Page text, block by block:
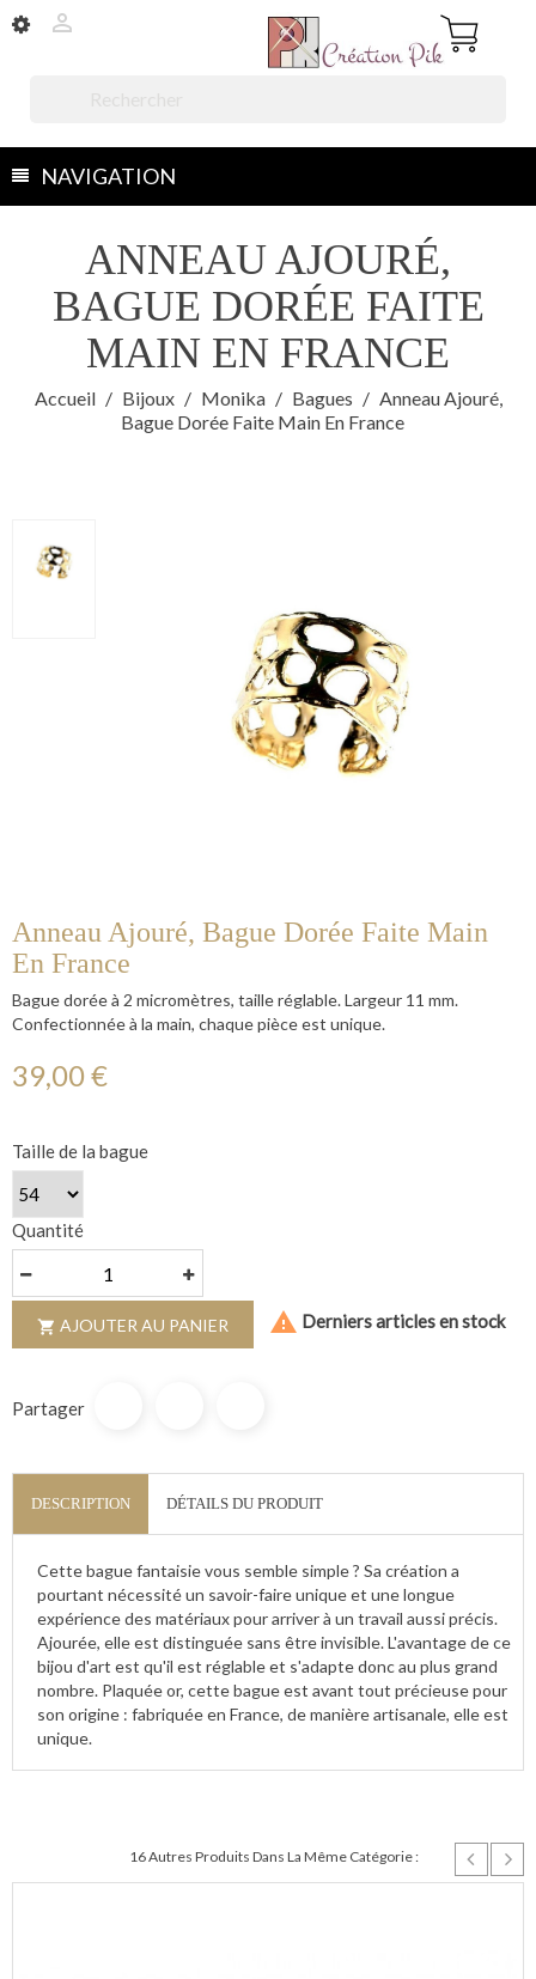


NAVIGATION
ANNEAU AJOURÉ,
BAGUE DORÉE FAITE
MAIN EN FRANCE
Accueil Bijoux Monika Bagues
Anneau Ajouré,
Bague Dorée Faite Main En France
Anneau Ajouré, Bague Dorée Faite Main
En France
Bague dorée à 2 micromètres, taille réglable. Largeur 11 mm.
Confectionnée à la main, chaque pièce est unique.
39,00 €
Taille de la bague
Quantité
 AJOUTER AU PANIER  Derniers articles en stock
Partager
DESCRIPTION DÉTAILS DU PRODUIT
Cette bague fantaisie vous semble simple ? Sa création a
pourtant nécessité un savoir-faire unique et une longue
expérience des matériaux pour arriver à un travail aussi précis.
Ajourée, elle est distinguée sans être invisible. L'avantage de ce
bijou d'art est qu'il est réglable et s'adapte donc au plus grand
nombre. Plaquée or, cette bague est avant tout précieuse pour
son origine : fabriquée en France, de manière artisanale, elle est
unique.
16 Autres Produits Dans La Même Catégorie :